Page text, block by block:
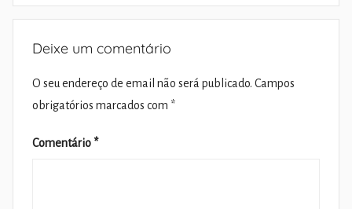
Deixe um comentário
O seu endereço de email não será publicado. Campos
obrigatórios marcados com *
Comentário *